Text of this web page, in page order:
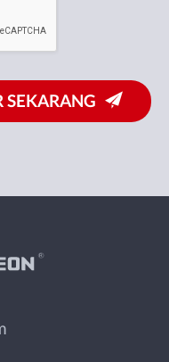
SEKARANG